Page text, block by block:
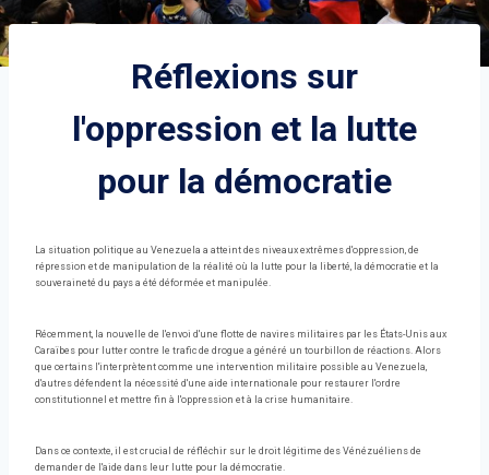
Réflexions sur
l'oppression et la lutte
pour la démocratie
La situation politique au Venezuela a atteint des niveaux extrêmes d'oppression, de
répression et de manipulation de la réalité où la lutte pour la liberté, la démocratie et la
souveraineté du pays a été déformée et manipulée.
Récemment, la nouvelle de l'envoi d'une flotte de navires militaires par les États-Unis aux
Caraïbes pour lutter contre le trafic de drogue a généré un tourbillon de réactions. Alors
que certains l'interprètent comme une intervention militaire possible au Venezuela,
d'autres défendent la nécessité d'une aide internationale pour restaurer l'ordre
constitutionnel et mettre fin à l'oppression et à la crise humanitaire.
Dans ce contexte, il est crucial de réfléchir sur le droit légitime des Vénézuéliens de
demander de l'aide dans leur lutte pour la démocratie.